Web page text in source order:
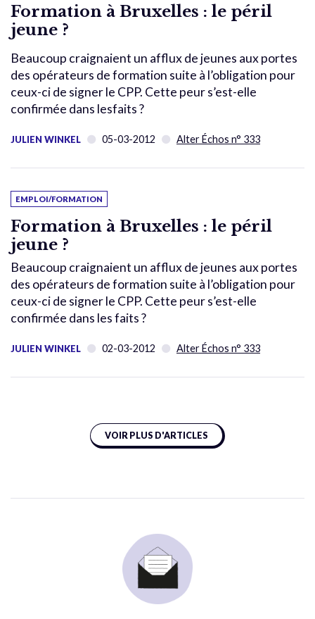
Formation à Bruxelles : le péril
jeune ?
Beaucoup craignaient un afflux de jeunes aux portes
des opérateurs de formation suite à l’obligation pour
ceux-ci de signer le CPP. Cette peur s’est-elle
confirmée dans lesfaits ?
JULIEN WINKEL 05-03-2012 Alter Échos n° 333
EMPLOI/FORMATION
Formation à Bruxelles : le péril
jeune ?
Beaucoup craignaient un afflux de jeunes aux portes
des opérateurs de formation suite à l’obligation pour
ceux-ci de signer le CPP. Cette peur s’est-elle
confirmée dans les faits ?
JULIEN WINKEL 02-03-2012 Alter Échos n° 333
VOIR PLUS D'ARTICLES